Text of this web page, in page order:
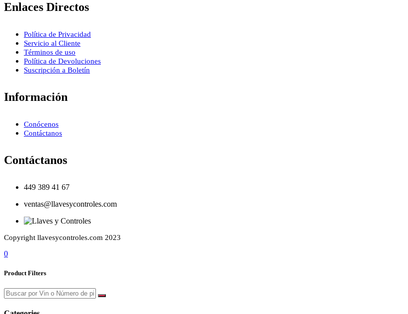
Enlaces Directos
Política de Privacidad
Servicio al Cliente
Términos de uso
Política de Devoluciones
Suscripción a Boletín
Información
Conócenos
Contáctanos
Contáctanos
449 389 41 67
ventas@llavesycontroles.com
Copyright llavesycontroles.com 2023
0
Product Filters